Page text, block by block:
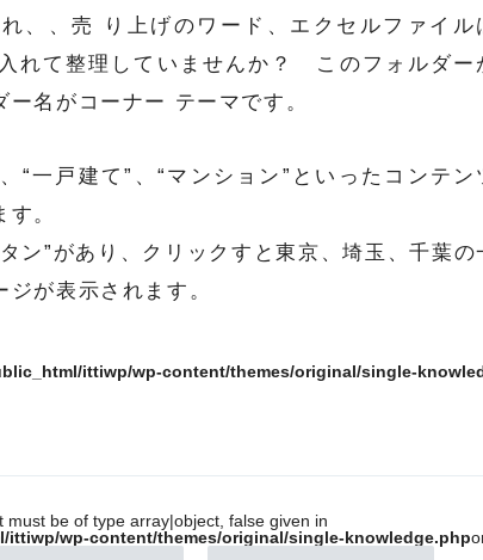
、、売 り上げのワード、エクセルファイル
れて整理していませんか？ このフォルダー
名がコーナー テーマです。
“一戸建て”、“マンション”といったコンテン
。
ン”があり、クリックすと東京、埼玉、千葉の
が表示されます。
ittiwp/wp-content/themes/original/single-
must be of type array|object, false given in
ittiwp/wp-content/themes/original/single-knowledge.php